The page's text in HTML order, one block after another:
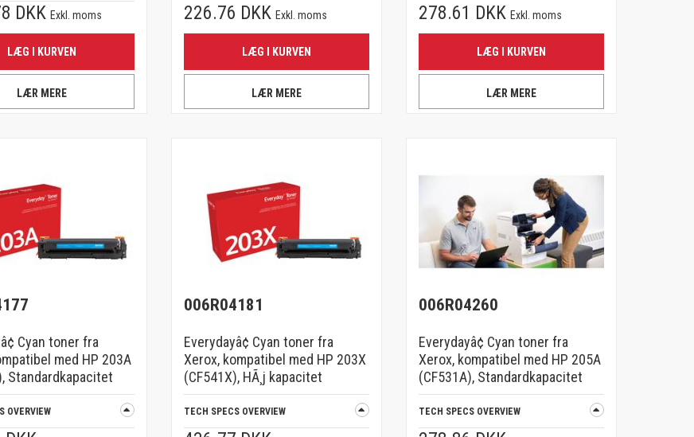
DKK Exkl. moms
LÆG I KURVEN
LÆR MERE
226.76 DKK Exkl. moms
LÆG I KURVEN
LÆR MERE
278.61 DKK Exkl. moms
LÆG I KURVEN
LÆR MERE
Cyan toner fra
med HP 203A
Standardkapacitet
OVERVIEW
006R04181
Everydayâ¢ Cyan toner fra
Xerox, kompatibel med HP 203X
(CF541X), HÃ¸j kapacitet
TECH SPECS OVERVIEW
006R04260
Everydayâ¢ Cyan toner fra
Xerox, kompatibel med HP 205A
(CF531A), Standardkapacitet
TECH SPECS OVERVIEW